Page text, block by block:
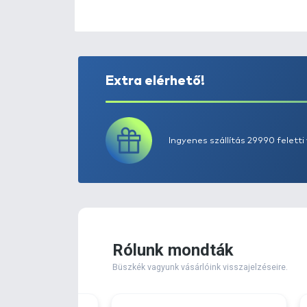
Extra elérhető!